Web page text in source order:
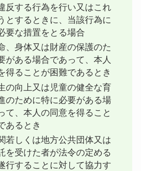
反する行為を行い又はこれ
とするときに、当該行為に
要な措置をとる場合
、身体又は財産の保護のた
がある場合であって、本人
得ることが困難であるとき
の向上又は児童の健全な育
のために特に必要がある場
て、本人の同意を得ること
あるとき
若しくは地方公共団体又は
を受けた者が法令の定める
行することに対して協力す